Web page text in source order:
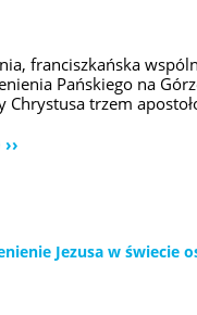
franciszkańska
Pańskiego na
Chrystusa trzem
Jezusa w świecie